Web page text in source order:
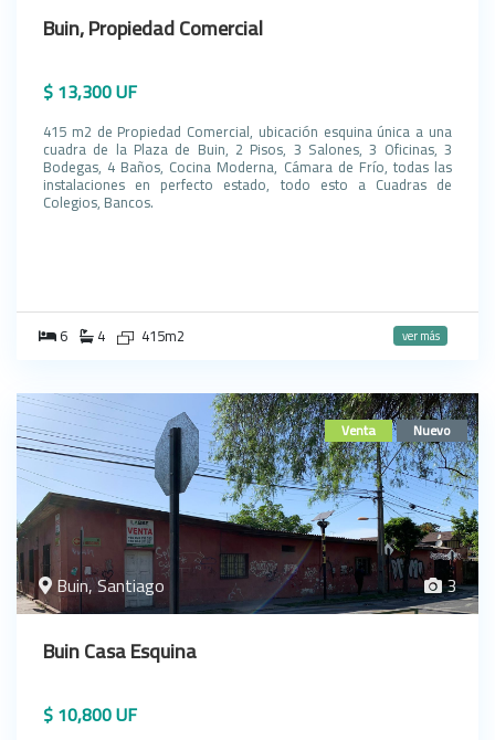
Buin, Propiedad Comercial
$ 13,300 UF
415 m2 de Propiedad Comercial, ubicación esquina única a una
cuadra de la Plaza de Buin, 2 Pisos, 3 Salones, 3 Oficinas, 3
Bodegas, 4 Baños, Cocina Moderna, Cámara de Frío, todas las
instalaciones en perfecto estado, todo esto a Cuadras de
Colegios, Bancos.
6 4 415m2 ver más
Venta Nuevo
Buin, Santiago 3
Buin Casa Esquina
$ 10,800 UF